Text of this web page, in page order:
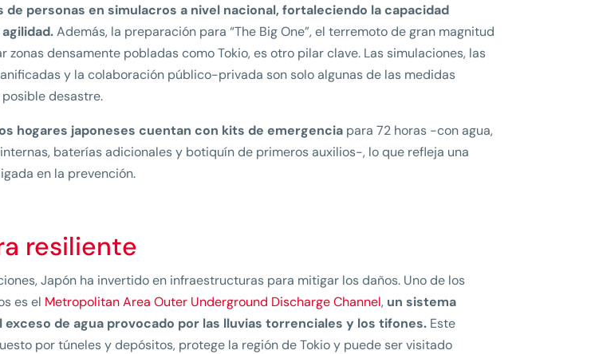
de personas en simulacros a nivel nacional, fortaleciendo la capacidad
Además, la preparación para “The Big One”, el terremoto de gran magnitud
zonas densamente pobladas como Tokio, es otro pilar clave. Las simulaciones, las
y la colaboración público-privada son solo algunas de las medidas
desastre.
hogares japoneses cuentan con kits de emergencia para 72 horas -con agua,
baterías adicionales y botiquín de primeros auxilios-, lo que refleja una
en la prevención.
resiliente
Japón ha invertido en infraestructuras para mitigar los daños. Uno de los
es el Metropolitan Area Outer Underground Discharge Channel, un sistema
de agua provocado por las lluvias torrenciales y los tifones. Este
por túneles y depósitos, protege la región de Tokio y puede ser visitado